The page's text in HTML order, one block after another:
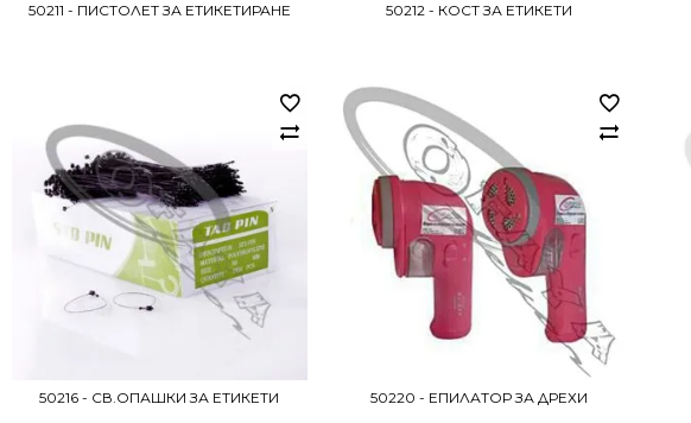
50211 - ПИСТОЛЕТ ЗА ЕТИКЕТИРАНЕ 50212 - КОСТ ЗА ЕТИКЕТИ
50216 - СВ.ОПАШКИ ЗА ЕТИКЕТИ 50220 - ЕПИЛАТОР ЗА ДРЕХИ